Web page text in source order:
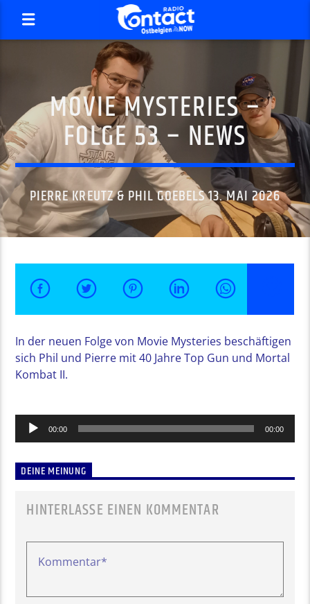
MOVIE MYSTERIES –
FOLGE 53 – NEWS
PIERRE KREUTZ & PHIL GOEBELS 13. MAI 2026
In der neuen Folge von Movie Mysteries beschäftigen
sich Phil und Pierre mit 40 Jahre Top Gun und Mortal
Kombat II.
Audio-
Player
00:00 00:00
DEINE MEINUNG
HINTERLASSE EINEN KOMMENTAR